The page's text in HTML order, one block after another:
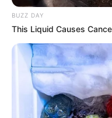
déroulement
tout premiers rôles.
BUZZ DAY
This Liquid Causes